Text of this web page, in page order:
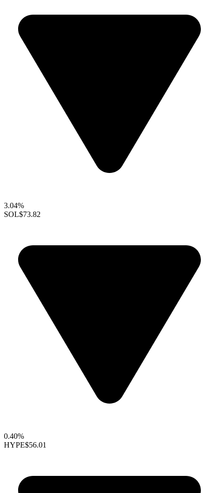
3.04%
SOL$73.82
0.40%
HYPE$56.01